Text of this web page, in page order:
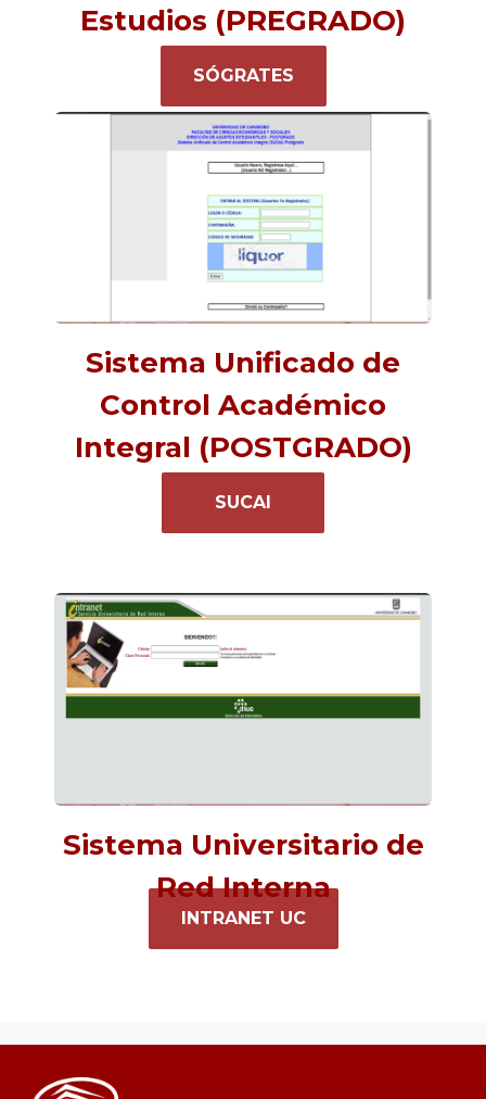
Estudios (PREGRADO)
SÓGRATES
Sistema Unificado de
Control Académico
Integral (POSTGRADO)
SUCAI
Sistema Universitario de
Red Interna
INTRANET UC